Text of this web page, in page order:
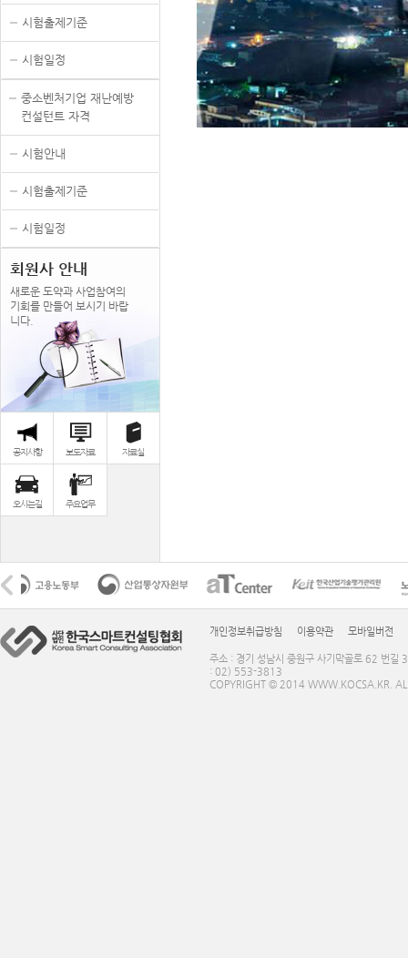
시험출제기준
시험일정
중소벤처기업 재난예방
컨설턴트 자격
시험안내
시험출제기준
시험일정
회원사 안내
새로운 도약과 사업참여의
기회를 만들어 보시기 바랍
니다.
공지사항 보도자료 자료실
오시는길 주요업무
개인정보취급방침 이용약관 모바일버전
주소 : 경기 성남시 중원구 사기막골로 62 번
: 02) 553-3813
COPYRIGHT © 2014 WWW.KOCSA.KR.